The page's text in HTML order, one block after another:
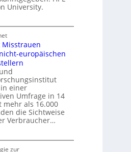
University.
Misstrauen
europäischen
einer
Umfrage in 14
mehr als 16.000
die Sichtweise
Verbraucher…
zur